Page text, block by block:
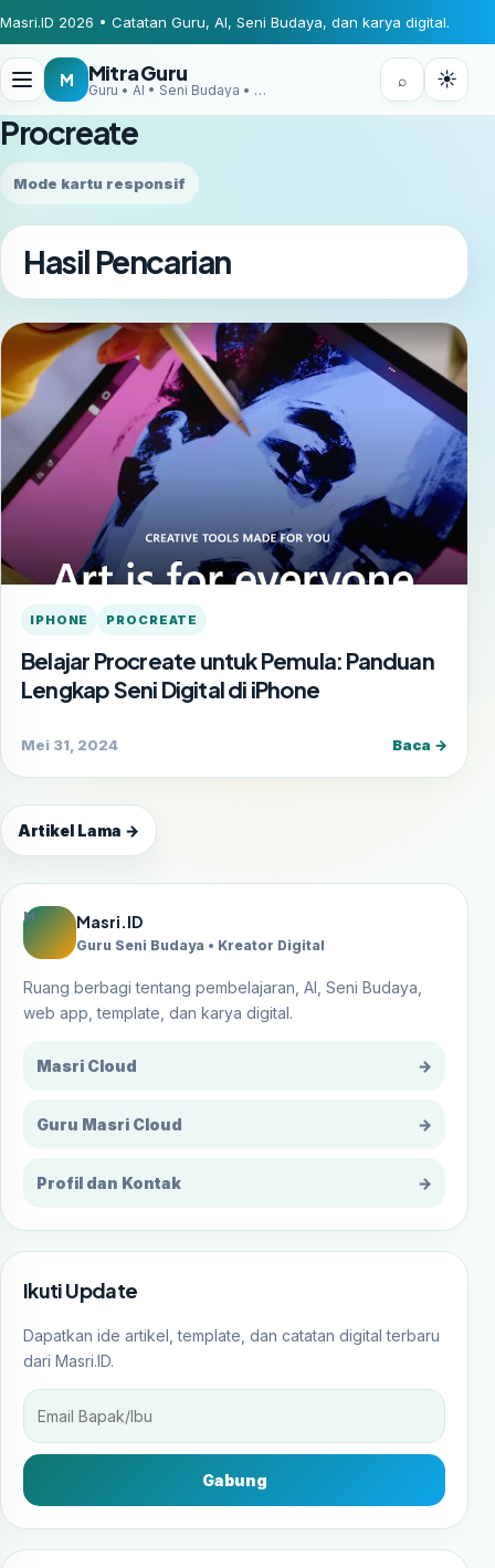
Masri.ID 2026 • Catatan Guru, AI, Seni Budaya, dan karya digital.
M Mitra Guru
Guru • AI • Seni Budaya • Digital Creator
⌕ ☀
Procreate
Mode kartu responsif
Hasil Pencarian
IPHONE PROCREATE
Belajar Procreate untuk Pemula: Panduan
Lengkap Seni Digital di iPhone
Mei 31, 2024 Baca →
Artikel Lama →
M Masri.ID
Guru Seni Budaya • Kreator Digital
Ruang berbagi tentang pembelajaran, AI, Seni Budaya,
web app, template, dan karya digital.
Masri Cloud →
Guru Masri Cloud →
Profil dan Kontak →
Ikuti Update
Dapatkan ide artikel, template, dan catatan digital terbaru
dari Masri.ID.
Gabung